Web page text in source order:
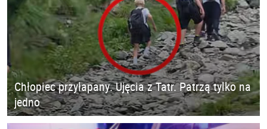
Chłopiec przyłapany. Ujęcia z Tatr. Patrzą tylko na
jedno